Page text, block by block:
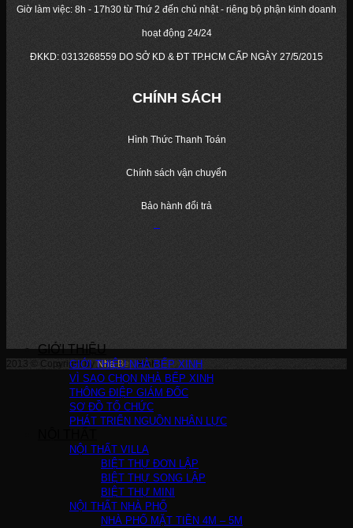
Giờ làm việc: 8h - 17h30 từ Thứ 2 đến chủ nhật - riêng bộ phận kinh doanh
hoạt động 24/24
ĐKKD: 0313268559 DO SỞ KD & ĐT TP.HCM CẤP NGÀY 27/5/2015
CHÍNH SÁCH
Hình Thức Thanh Toán
Chính sách vận chuyển
Bảo hành đổi trả
2013 © Copyright byNha Bep Xinh!
GIỚI THIỆU
GIỚI THIỆU NHÀ BẾP XINH
VÌ SAO CHỌN NHÀ BẾP XINH
THÔNG ĐIỆP GIÁM ĐỐC
SƠ ĐỒ TỔ CHỨC
PHÁT TRIỂN NGUỒN NHÂN LỰC
NỘI THẤT VILLA
BIỆT THỰ ĐƠN LẬP
BIỆT THỰ SONG LẬP
BIỆT THỰ MINI
NỘI THẤT NHÀ PHỐ
NHÀ PHỐ MẶT TIỀN 4M – 5M